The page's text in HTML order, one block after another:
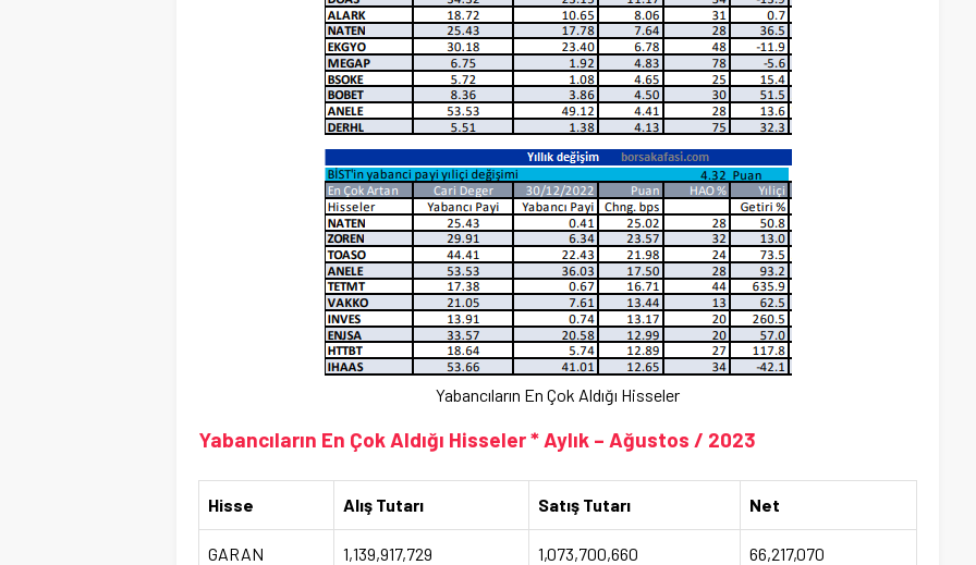
Yabancıların En Çok Aldığı Hisseler
Yabancıların En Çok Aldığı Hisseler * Aylık – Ağustos / 2023
Hisse Alış Tutarı Satış Tutarı Net
GARAN 1,139,917,729 1,073,700,660 66,217,070